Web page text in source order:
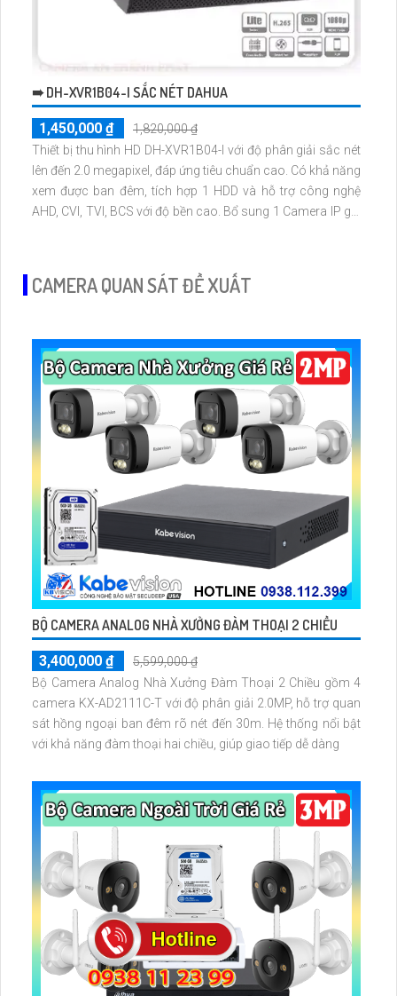
➠ DH-XVR1B04-I SẮC NÉT DAHUA
1,450,000 ₫
1,820,000 ₫
Thiết bị thu hình HD DH-XVR1B04-I với độ phân giải sắc nét
lên đến 2.0 megapixel, đáp ứng tiêu chuẩn cao. Có khả năng
xem được ban đêm, tích hợp 1 HDD và hỗ trợ công nghệ
AHD, CVI, TVI, BCS với độ bền cao. Bổ sung 1 Camera IP giá
CAMERA QUAN SÁT ĐỀ XUẤT
BỘ CAMERA ANALOG NHÀ XƯỞNG ĐÀM THOẠI 2 CHIỀU
3,400,000 ₫
5,599,000 ₫
Bộ Camera Analog Nhà Xưởng Đàm Thoại 2 Chiều gồm 4
camera KX-AD2111C-T với độ phân giải 2.0MP, hỗ trợ quan
sát hồng ngoại ban đêm rõ nét đến 30m. Hệ thống nổi bật
với khả năng đàm thoại hai chiều, giúp giao tiếp dễ dàng